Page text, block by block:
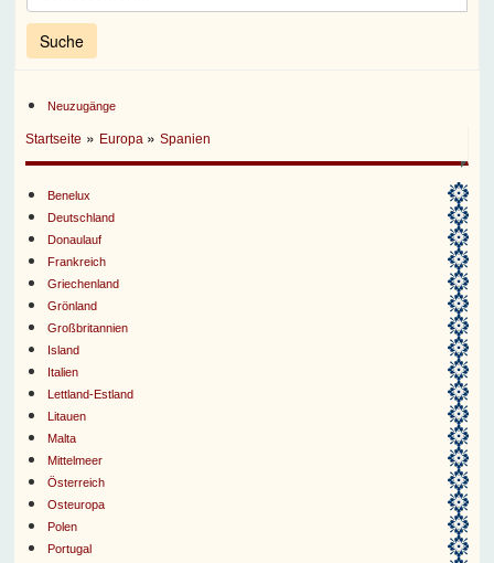
Neuzugänge
Startseite » Europa »Spanien
Benelux
Deutschland
Donaulauf
Frankreich
Griechenland
Grönland
Großbritannien
Island
Italien
Lettland-Estland
Litauen
Malta
Mittelmeer
Österreich
Osteuropa
Polen
Portugal